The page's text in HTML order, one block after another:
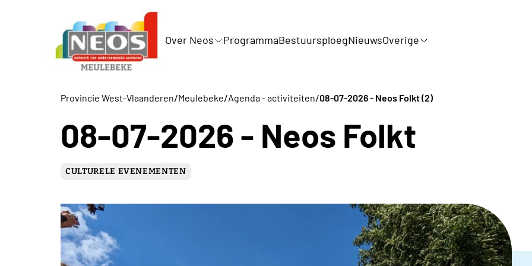
Over Neos ProgrammaBestuursploegNieuwsOverige
Provincie West-Vlaanderen/Meulebeke/Agenda - activiteiten/08-07-2026 - Neos Folkt (2)
08-07-2026 - Neos Folkt
CULTURELE EVENEMENTEN